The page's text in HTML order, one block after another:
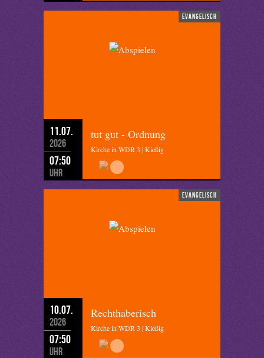
evangelisch
11.07.
2026
07:50
Uhr
tut gut - Ordnung
Kirche in WDR 3 | Kießig
evangelisch
10.07.
2026
07:50
Uhr
Rechthaberisch
Kirche in WDR 3 | Kießig